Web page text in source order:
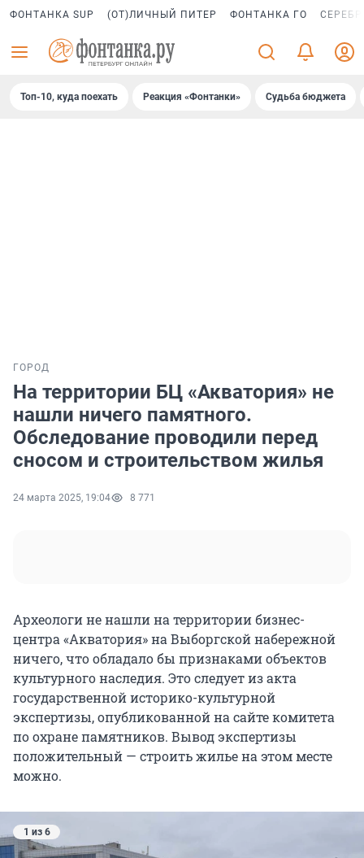
ФОНТАНКА SUP (ОТ)ЛИЧНЫЙ ПИТЕР ФОНТАНКА ГО
Топ-10, куда поехать Реакция «Фонтанки» Судьба бюджета
ГОРОД
На территории БЦ «Акватория» не
нашли ничего памятного.
Обследование проводили перед
сносом и строительством жилья
24 марта 2025, 19:04 8 771
Археологи не нашли на территории бизнес-
центра «Акватория» на Выборгской набережной
ничего, что обладало бы признаками объектов
культурного наследия. Это следует из акта
государственной историко-культурной
экспертизы, опубликованной на сайте комитета
по охране памятников. Вывод экспертизы
положительный — строить жилье на этом месте
можно.
1 из 6